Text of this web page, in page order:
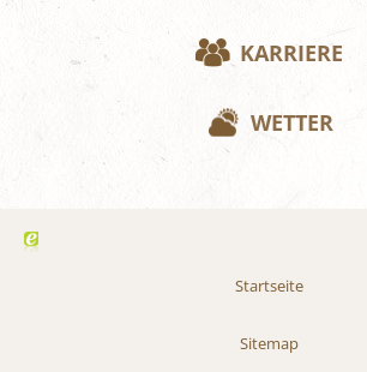
KARRIERE
WETTER
Startseite
Sitemap